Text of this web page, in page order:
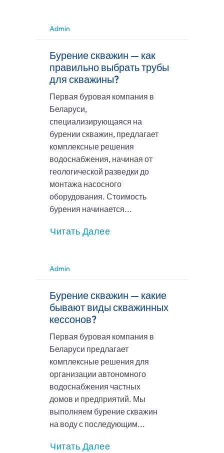
Admin
Бурение скважин — как
правильно выбрать трубы
для скважины?
Первая буровая компания в
Беларуси,
специализирующаяся на
бурении скважин, предлагает
комплексные решения
водоснабжения, начиная от
геологической разведки до
монтажа насосного
оборудования. Стоимость
бурения начинается...
Читать Далее
Admin
Бурение скважин — какие
бывают виды скважинных
кессонов?
Первая буровая компания в
Беларуси предлагает
комплексные решения для
организации автономного
водоснабжения частных
домов и предприятий. Мы
выполняем бурение скважин
на воду с последующим...
Читать Далее